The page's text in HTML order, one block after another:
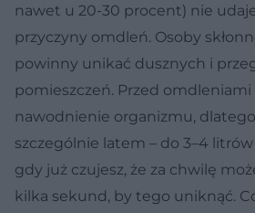
nawet u 20-30 procent) nie
przyczyny omdleń. Osoby
powinny unikać dusznych i
pomieszczeń. Przed
nawodnienie organizmu,
szczególnie latem – do 3–4 litrów
gdy już czujesz, że za chwilę
kilka sekund, by tego uniknąć.